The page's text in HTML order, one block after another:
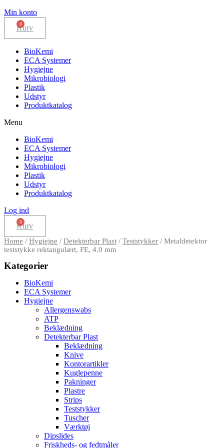
Min konto
Kurv
BioKemi
ECA Systemer
Hygiejne
Mikrobiologi
Plastik
Udstyr
Produktkatalog
Menu
BioKemi
ECA Systemer
Hygiejne
Mikrobiologi
Plastik
Udstyr
Produktkatalog
Log ind
Kurv
Home / Hygiejne / Detekterbar Plast / Teststykker / Metaldetektor
teststykke rektangulært, FE, 4.0 mm
Kategorier
BioKemi
ECA Systemer
Hygiejne
Allergenswabs
ATP
Beklædning
Detekterbar Plast
Beklædning
Knive
Kontorartikler
Kuglepenne
Pakninger
Plastre
Strips
Teststykker
Tuscher
Værktøj
Dipslides
Friskheds- og fedtmåler